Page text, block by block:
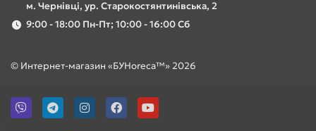
м. Чернівці, ур. Старокостянтинівська, 2
9:00 - 18:00 Пн-Пт; 10:00 - 16:00 Сб
© Интернет-магазин «БУHoreca™» 2026